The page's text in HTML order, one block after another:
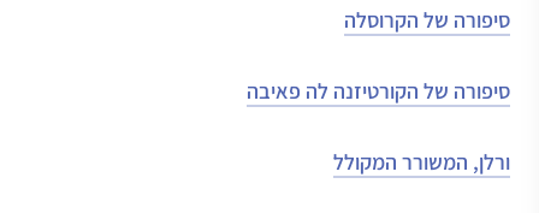
סיפורה של הקרוסלה
סיפורה של הקורטיזנה לה פאיבה
ורלן, המשורר המקולל